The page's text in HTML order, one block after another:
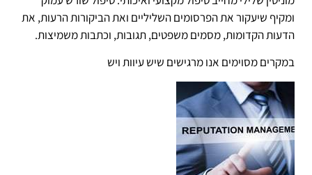
ומקיף שיעקור את הפרסומים השליליים ואת הביקורות הרעות, את
הדעות הקדומות, מסמים משפטים, תגובות, וכתבות משמיצות.
במקרים מסוימים אנו מרגישים שיש עיוות ויש